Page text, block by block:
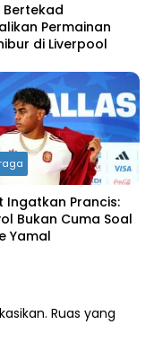
Permainan
di Liverpool
Ingatkan Prancis:
Bukan Cuma Soal
Yamal
Ruas yang